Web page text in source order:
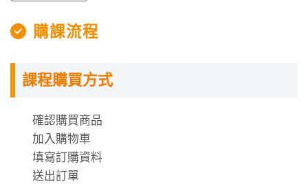
授課程內容
課程需使用「電腦」「平板」「手機」觀看課程，
課程有時數限制，時數僅在撥放狀態才會進行扣
除。
時數使用說明
購課流程
課程購買方式
確認購買商品
加入購物車
填寫訂購資料
送出訂單